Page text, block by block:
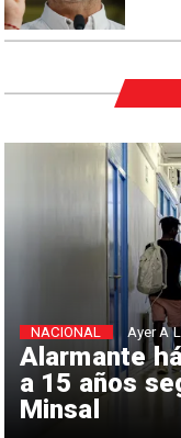
Alarmante
a 15 años
Minsal
NACIONAL Ayer A